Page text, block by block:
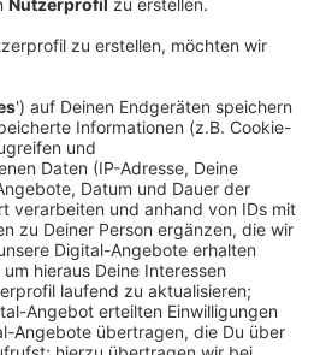
wurde bei dem Unfall
Straße an einem
missachtete dabei allerdings die
daraufhin das Vorderrad
Wer den Unfall
Fahrzeugführer kennt, sollte